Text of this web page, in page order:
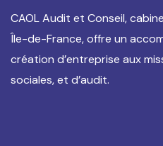
CAOL Audit et Conseil,
Île-de-France, offre un
création d’entreprise aux
sociales, et d’audit.